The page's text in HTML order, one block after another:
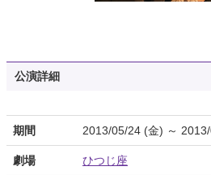
公演詳細
期間 2013/05/24 (金) ～
劇場 ひつじ座